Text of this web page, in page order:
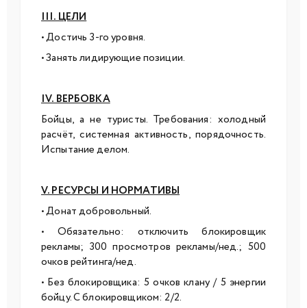
III. ЦЕЛИ
• Достичь 3-го уровня.
• Занять лидирующие позиции.
IV. ВЕРБОВКА
Бойцы, а не туристы. Требования: холодный
расчёт, системная активность, порядочность.
Испытание делом.
V. РЕСУРСЫ И НОРМАТИВЫ
• Донат добровольный.
• Обязательно: отключить блокировщик
рекламы; 300 просмотров рекламы/нед.; 500
очков рейтинга/нед.
• Без блокировщика: 5 очков клану / 5 энергии
бойцу. С блокировщиком: 2/2.